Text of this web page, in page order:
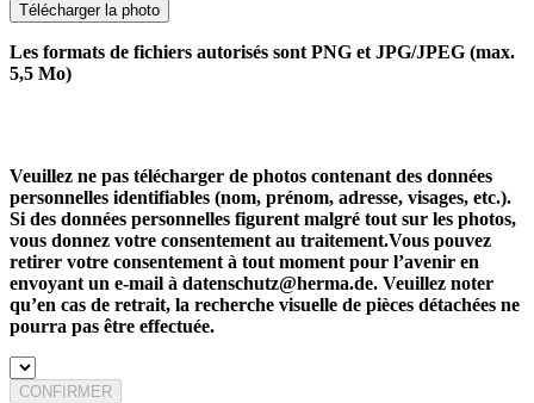
Télécharger la photo
Les formats de fichiers autorisés sont PNG et JPG/JPEG (max.
5,5 Mo)
Veuillez ne pas télécharger de photos contenant des données
personnelles identifiables (nom, prénom, adresse, visages, etc.).
Si des données personnelles figurent malgré tout sur les photos,
vous donnez votre consentement au traitement.Vous pouvez
retirer votre consentement à tout moment pour l’avenir en
envoyant un e-mail à datenschutz@herma.de. Veuillez noter
qu’en cas de retrait, la recherche visuelle de pièces détachées ne
pourra pas être effectuée.
CONFIRMER